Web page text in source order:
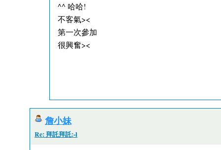
^^ 哈哈!
不客氣><
第一次參加
很興奮><
詹小妹
Re: 拜託拜託:-l